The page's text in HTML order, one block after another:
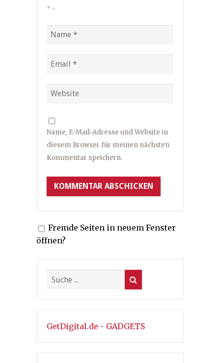
* =
Name, E-Mail-Adresse und Website in
diesem Browser für meinen nächsten
Kommentar speichern.
Fremde Seiten in neuem Fenster
öffnen?
GetDigital.de - GADGETS